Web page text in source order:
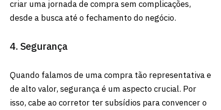
criar uma jornada de compra sem complicações,
desde a busca até o fechamento do negócio.
4. Segurança
Quando falamos de uma compra tão representativa e
de alto valor, segurança é um aspecto crucial. Por
isso, cabe ao corretor ter subsídios para convencer o